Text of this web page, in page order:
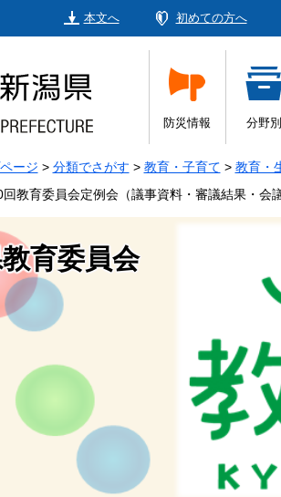
本文へ 初めての方へ
防災情報 分野別
ージ > 分類でさがす > 教育・子育て > 教育・
教育委員会定例会（議事資料・審議結果・会議
育委員会